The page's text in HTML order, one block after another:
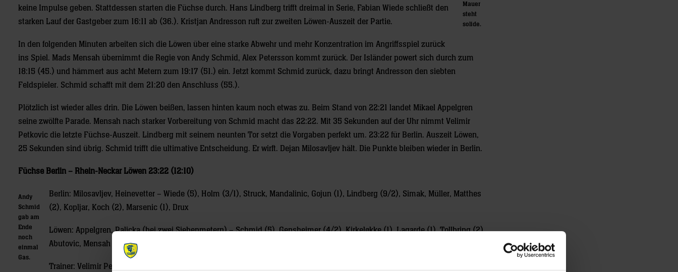
Mauer
steht
solide.
keine Impulse geben. Stattdessen starten die Füchse durch. Hans Lindberg trifft dreimal in Serie, Fabian Wiede schließt den
starken Lauf der Gastgeber zum 16:11 ab (36.). Kristjan Andresson ruft zur zweiten Löwen-Auszeit der Partie.
In den folgenden Minuten arbeiten sich die Löwen über eine starke Abwehr und mehr Konzentration im Angriffsspiel zurück
ins Spiel. Mads Mensah übernimmt die Regie von Andy Schmid, Alex Petersson kommt zurück. Der Isländer powert sich durch zum
18:15 (45.) und hämmert aus acht Metern zum 19:17 (51.) ein. Jetzt kommt Schmid zurück, dazu bringt Andresson den siebten
Feldspieler. Schmid schafft mit dem 21:20 den Anschluss (55.).
Plötzlich ist wieder alles drin. Die Löwen beißen, lassen hinten kaum noch etwas zu. Beim Stand von 22:21 landet Mikael Appelgren
seine zwölfte Parade. Mensah nach starker Vorbereitung von Schmid macht das 22:22. Mit 35 Sekunden auf der Uhr nimmt Velimir
Petkovic die letzte Füchse-Auszeit. Lindberg mit seinem neunten Tor setzt die Vorgaben perfekt um. 23:22 für Berlin. Auszeit Löwen,
25 Sekunden sind übrig. Schmid trifft die ultimative Entscheidung. Er wirft. Dejan Milosavljev hält. Die Punkte bleiben wieder in Berlin.
Füchse Berlin – Rhein-Neckar Löwen 23:22 (12:10)
Andy
Schmid
gab am
Ende
noch
einmal
Gas.
Berlin: Milosavljev, Heinevetter – Wiede (5), Holm (3/1), Struck, Mandalinic, Gojun (1), Lindberg (9/2), Simak, Müller, Matthes
(2), Kopljar, Koch (2), Marsenic (1), Drux
Löwen: Appelgren, Palicka (bei zwei Siebenmetern) – Schmid (5), Gensheimer (4/2), Kirkeløkke (1), Lagarde (1), Tollbring (2),
Abutovic, Mensah (3/1), Fäth, Groetzki (2), Guardiola, Petersson (3), Nielsen, Ganz, Kohlbacher (1)
Trainer: Velimir Petkovic – Kristjan Andresson